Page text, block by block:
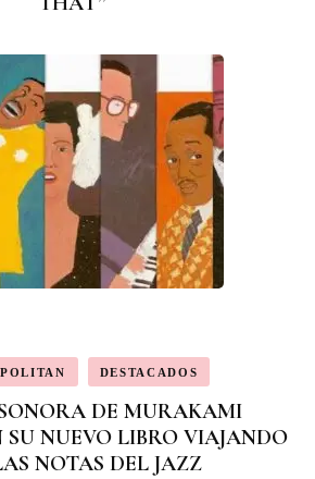
DESTACADOS
DE MURAKAMI
NUEVO LIBRO VIAJANDO
NOTAS DEL JAZZ